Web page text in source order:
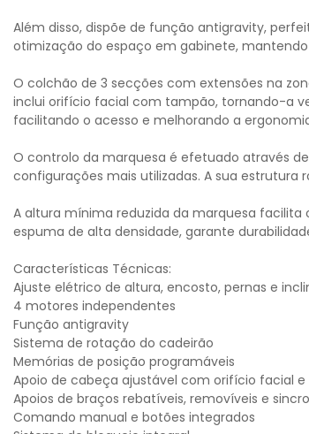
Além disso, dispõe de função antigravity,
otimização do espaço em gabinete,
O colchão de 3 secções com extensões na
inclui orifício facial com tampão, tornando-a
facilitando o acesso e melhorando a
O controlo da marquesa é efetuado através
configurações mais utilizadas. A sua estrutura
A altura mínima reduzida da marquesa facilita
espuma de alta densidade, garante
Características Técnicas:
Ajuste elétrico de altura, encosto, pernas e
4 motores independentes
Função antigravity
Sistema de rotação do cadeirão
Memórias de posição programáveis
Apoio de cabeça ajustável com orifício facial
Apoios de braços rebatíveis, removíveis e
Comando manual e botões integrados